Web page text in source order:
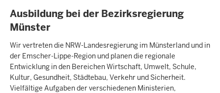
INHALTSSEITE
Ausbildung bei der Bezirksregierung
Münster
Wir vertreten die NRW-Landesregierung im Münsterland und in
der Emscher-Lippe-Region und planen die regionale
Entwicklung in den Bereichen Wirtschaft, Umwelt, Schule,
Kultur, Gesundheit, Städtebau, Verkehr und Sicherheit.
Vielfältige Aufgaben der verschiedenen Ministerien,